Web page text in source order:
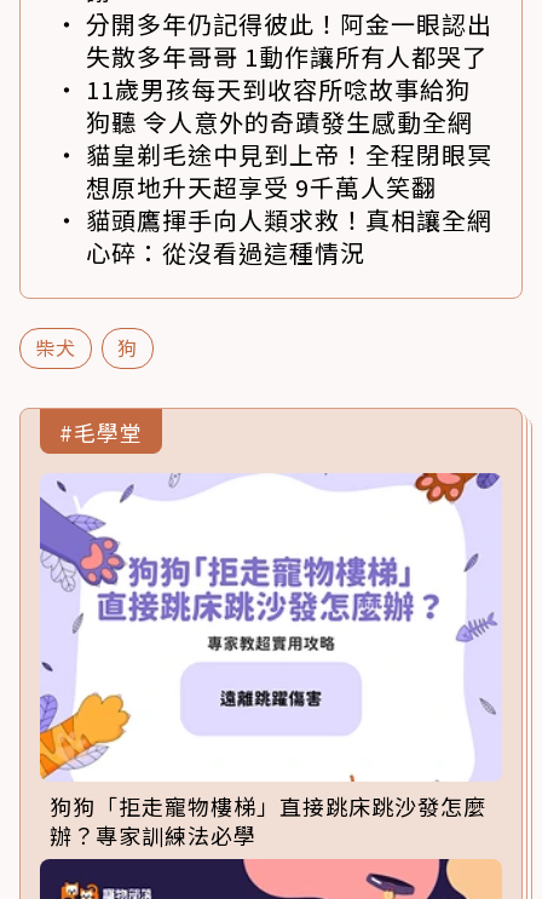
分開多年仍記得彼此！阿金一眼認出
失散多年哥哥 1動作讓所有人都哭了
11歲男孩每天到收容所唸故事給狗
狗聽 令人意外的奇蹟發生感動全網
貓皇剃毛途中見到上帝！全程閉眼冥
想原地升天超享受 9千萬人笑翻
貓頭鷹揮手向人類求救！真相讓全網
心碎：從沒看過這種情況
柴犬 狗
#毛學堂
狗狗「拒走寵物樓梯」直接跳床跳沙發怎麼
辦？專家訓練法必學